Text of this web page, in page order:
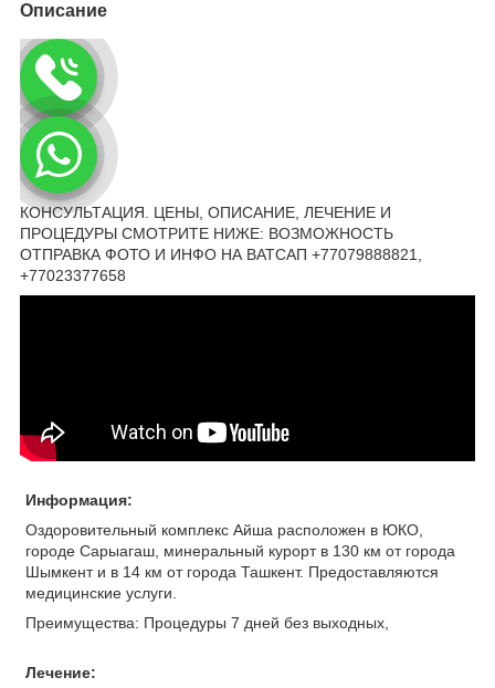
Описание
КОНСУЛЬТАЦИЯ. ЦЕНЫ, ОПИСАНИЕ, ЛЕЧЕНИЕ И
ПРОЦЕДУРЫ СМОТРИТЕ НИЖЕ: ВОЗМОЖНОСТЬ
ОТПРАВКА ФОТО И ИНФО НА ВАТСАП +77079888821,
+77023377658
Информация:
Оздоровительный комплекс Айша расположен в ЮКО,
городе Сарыагаш, минеральный курорт в 130 км от города
Шымкент и в 14 км от города Ташкент. Предоставляются
медицинские услуги.
Преимущества: Процедуры 7 дней без выходных,
Лечение: